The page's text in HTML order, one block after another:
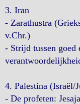
3. Iran
- Zarathustra
v.Chr.)
- Strijd tussen goed
4. Palestina (Israël/
- De profeten: